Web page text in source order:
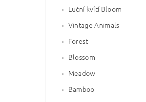
Luční kvítí Bloom
Vintage Animals
Forest
Blossom
Meadow
Bamboo